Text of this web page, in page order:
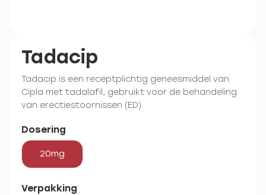
Tadacip
Tadacip is een receptplichtig geneesmiddel van
Cipla met tadalafil, gebruikt voor de behandeling
van erectiestoornissen (ED).
Dosering
20mg
Verpakking